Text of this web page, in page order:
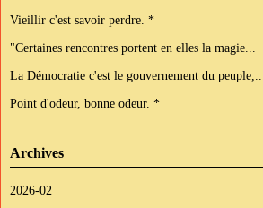
Vieillir c'est savoir perdre. *
"Certaines rencontres portent en elles la magie...
La Démocratie c'est le gouvernement du peuple,...
Point d'odeur, bonne odeur. *
Archives
2026-02